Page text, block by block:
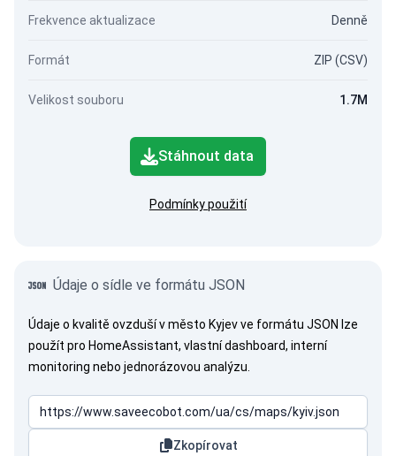
Frekvence aktualizace Denně
Formát ZIP (CSV)
Velikost souboru 1.7M
Stáhnout data
Podmínky použití
Údaje o sídle ve formátu JSON
Údaje o kvalitě ovzduší v město Kyjev ve formátu JSON lze
použít pro HomeAssistant, vlastní dashboard, interní
monitoring nebo jednorázovou analýzu.
Zkopírovat